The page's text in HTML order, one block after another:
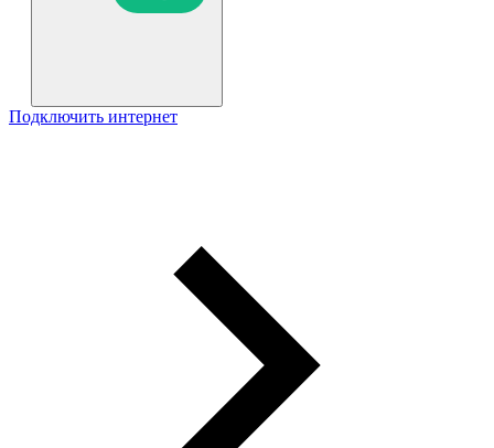
Подключить интернет